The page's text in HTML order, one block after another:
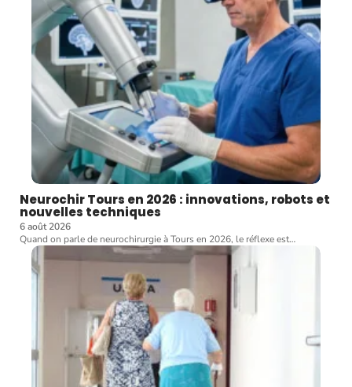
Neurochir Tours en 2026 : innovations, robots et
nouvelles techniques
6 août 2026
Quand on parle de neurochirurgie à Tours en 2026, le réflexe est…